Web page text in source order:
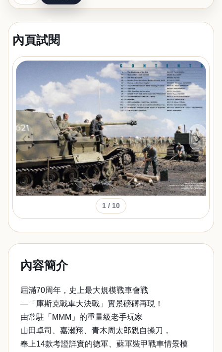
內頁試閱
‹ ›
1 / 10
內容簡介
屆滿70周年，史上最大規模戰車會戰
—「庫斯克戰車大決戰」實景磅礡再現！
由常駐「MMM」的重量級老手玩家
山田卓司、嘉瀬翔、青木周太郎親自操刀，
奉上14款考證詳實的德軍、蘇軍裝甲戰車情景模